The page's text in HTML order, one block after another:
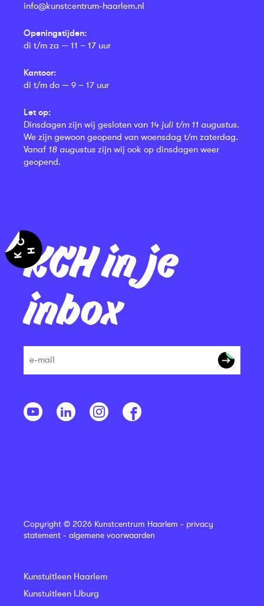
KCH in je
inbox
info@kunstcentrum-haarlem.nl
Openingstijden:
di t/m za — 11 – 17 uur
Kantoor:
di t/m do — 9 – 17 uur
Let op:
Dinsdagen zijn wij gesloten van 14 juli t/m 11 augustus.
We zijn gewoon geopend van woensdag t/m zaterdag.
Vanaf 18 augustus zijn wij ook op dinsdagen weer
geopend.
Copyright © 2026 Kunstcentrum Haarlem - privacy
statement - algemene voorwaarden
Kunstuitleen Haarlem
Kunstuitleen IJburg